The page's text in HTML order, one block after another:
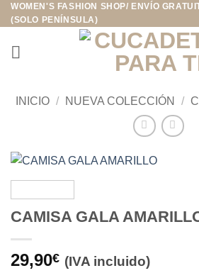
Saltar
al
contenido
WOMEN'S FASHION SHOP/ ENVÍO
(SOLO PENÍNSULA)
INICIO / NUEVA COLECCIÓN /
CAMISA GALA
29,90€ (IVA incluido)